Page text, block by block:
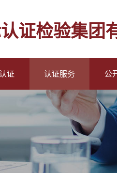
证检验集团
证 认证服务 公